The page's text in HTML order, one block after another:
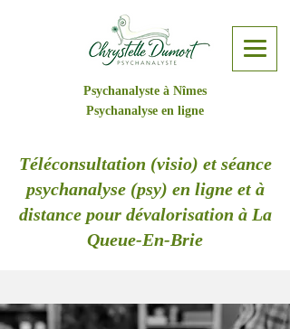
Psychanalyste à Nîmes
Psychanalyse en ligne
Téléconsultation (visio) et séance
psychanalyse (psy) en ligne et à
distance pour dévalorisation à La
Queue-En-Brie